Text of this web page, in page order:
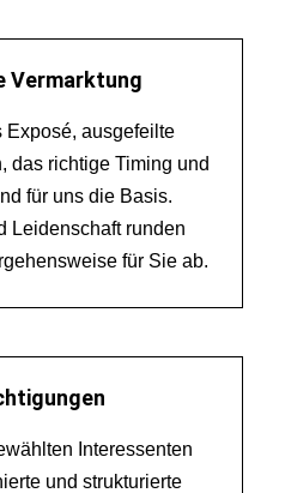
Vermarktung
Exposé, ausgefeilte
das richtige Timing und
für uns die Basis.
Leidenschaft runden
für Sie ab.
Interessenten
und strukturierte